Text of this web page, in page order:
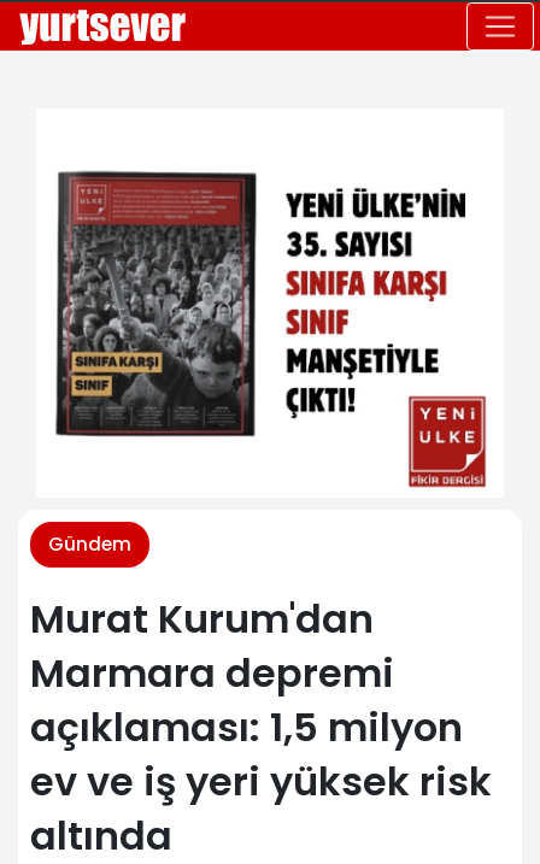
Gündem
Murat Kurum'dan
Marmara depremi
açıklaması: 1,5 milyon
ev ve iş yeri yüksek risk
altında